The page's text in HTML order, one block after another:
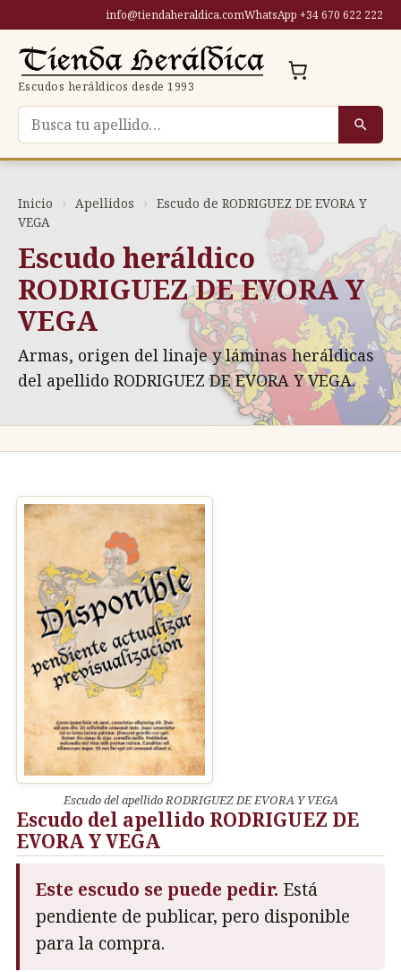
contenido
info@tiendaheraldica.comWhatsApp +34 670 622 222
Escudos heráldicos desde 1993
Buscar escudo por apellido
Inicio › Apellidos › Escudo de RODRIGUEZ DE EVORA Y
VEGA
Escudo heráldico
RODRIGUEZ DE EVORA Y
VEGA
Armas, origen del linaje y láminas heráldicas
del apellido RODRIGUEZ DE EVORA Y VEGA.
Escudo del apellido RODRIGUEZ DE EVORA Y VEGA
Escudo del apellido RODRIGUEZ DE
EVORA Y VEGA
Este escudo se puede pedir. Está
pendiente de publicar, pero disponible
para la compra.